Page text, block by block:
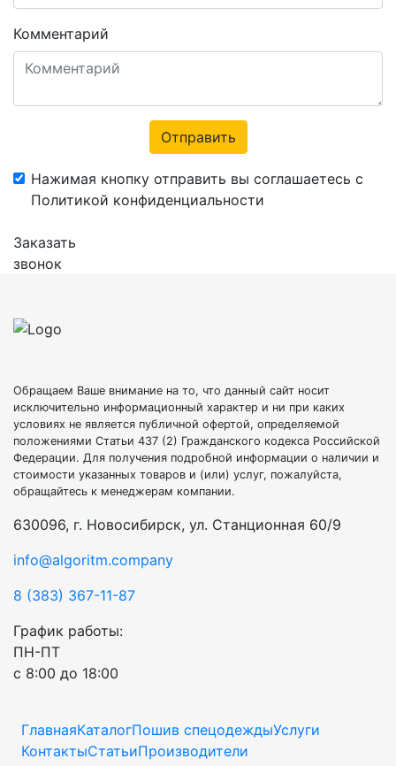
Комментарий
Отправить
Нажимая кнопку отправить вы соглашаетесь с
Политикой конфиденциальности
Заказать
звонок
Обращаем Ваше внимание на то, что данный сайт носит
исключительно информационный характер и ни при каких
условиях не является публичной офертой, определяемой
положениями Статьи 437 (2) Гражданского кодекса Российской
Федерации. Для получения подробной информации о наличии и
стоимости указанных товаров и (или) услуг, пожалуйста,
обращайтесь к менеджерам компании.
630096, г. Новосибирск, ул. Станционная 60/9
info@algoritm.company
8 (383) 367-11-87
График работы:
ПН-ПТ
с 8:00 до 18:00
ГлавнаяКаталогПошив спецодеждыУслуги
КонтактыСтатьиПроизводители